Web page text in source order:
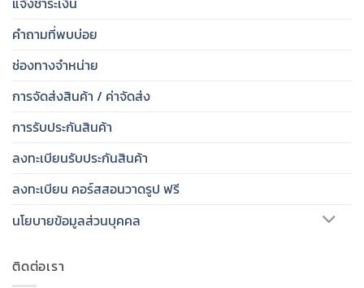
คำถามที่พบบ่อย
ช่องทางจำหน่าย
การจัดส่งสินค้า / ค่าจัดส่ง
การรับประกันสินค้า
ลงทะเบียนรับประกันสินค้า
ลงทะเบียน คอร์สสอนวาดรูป ฟรี
นโยบายข้อมูลส่วนบุคคล
ติดต่อเรา